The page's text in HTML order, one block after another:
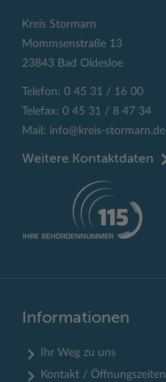
Kreis Stormarn
Mommsenstraße 13
23843 Bad Oldesloe
Telefon: 0 45 31 / 16 00
Telefax: 0 45 31 / 8 47 34
Mail: info@kreis-stormarn.de
Weitere Kontaktdaten
Informationen
Ihr Weg zu uns
Kontakt / Öffnungszeiten